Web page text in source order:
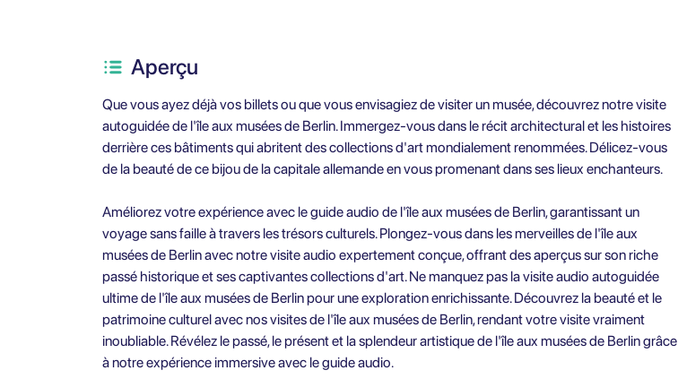
Aperçu
Que vous ayez déjà vos billets ou que vous envisagiez de visiter un musée, découvrez notre visite
autoguidée de l'île aux musées de Berlin. Immergez-vous dans le récit architectural et les histoires
derrière ces bâtiments qui abritent des collections d'art mondialement renommées. Délicez-vous
de la beauté de ce bijou de la capitale allemande en vous promenant dans ses lieux enchanteurs.
Améliorez votre expérience avec le guide audio de l'île aux musées de Berlin, garantissant un
voyage sans faille à travers les trésors culturels. Plongez-vous dans les merveilles de l'île aux
musées de Berlin avec notre visite audio expertement conçue, offrant des aperçus sur son riche
passé historique et ses captivantes collections d'art. Ne manquez pas la visite audio autoguidée
ultime de l'île aux musées de Berlin pour une exploration enrichissante. Découvrez la beauté et le
patrimoine culturel avec nos visites de l'île aux musées de Berlin, rendant votre visite vraiment
inoubliable. Révélez le passé, le présent et la splendeur artistique de l'île aux musées de Berlin grâce
à notre expérience immersive avec le guide audio.